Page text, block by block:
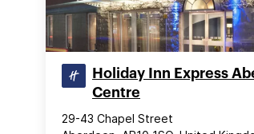
Holiday Inn Express
Centre
29-43 Chapel Street